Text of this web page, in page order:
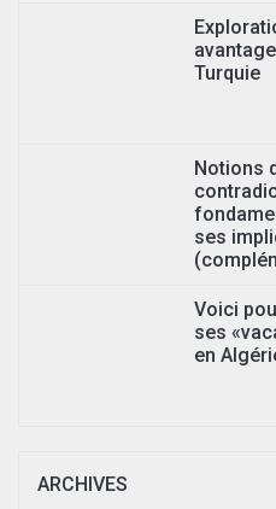
Turquie
Notions
ses
Voici
ses
en
ARCHIVES